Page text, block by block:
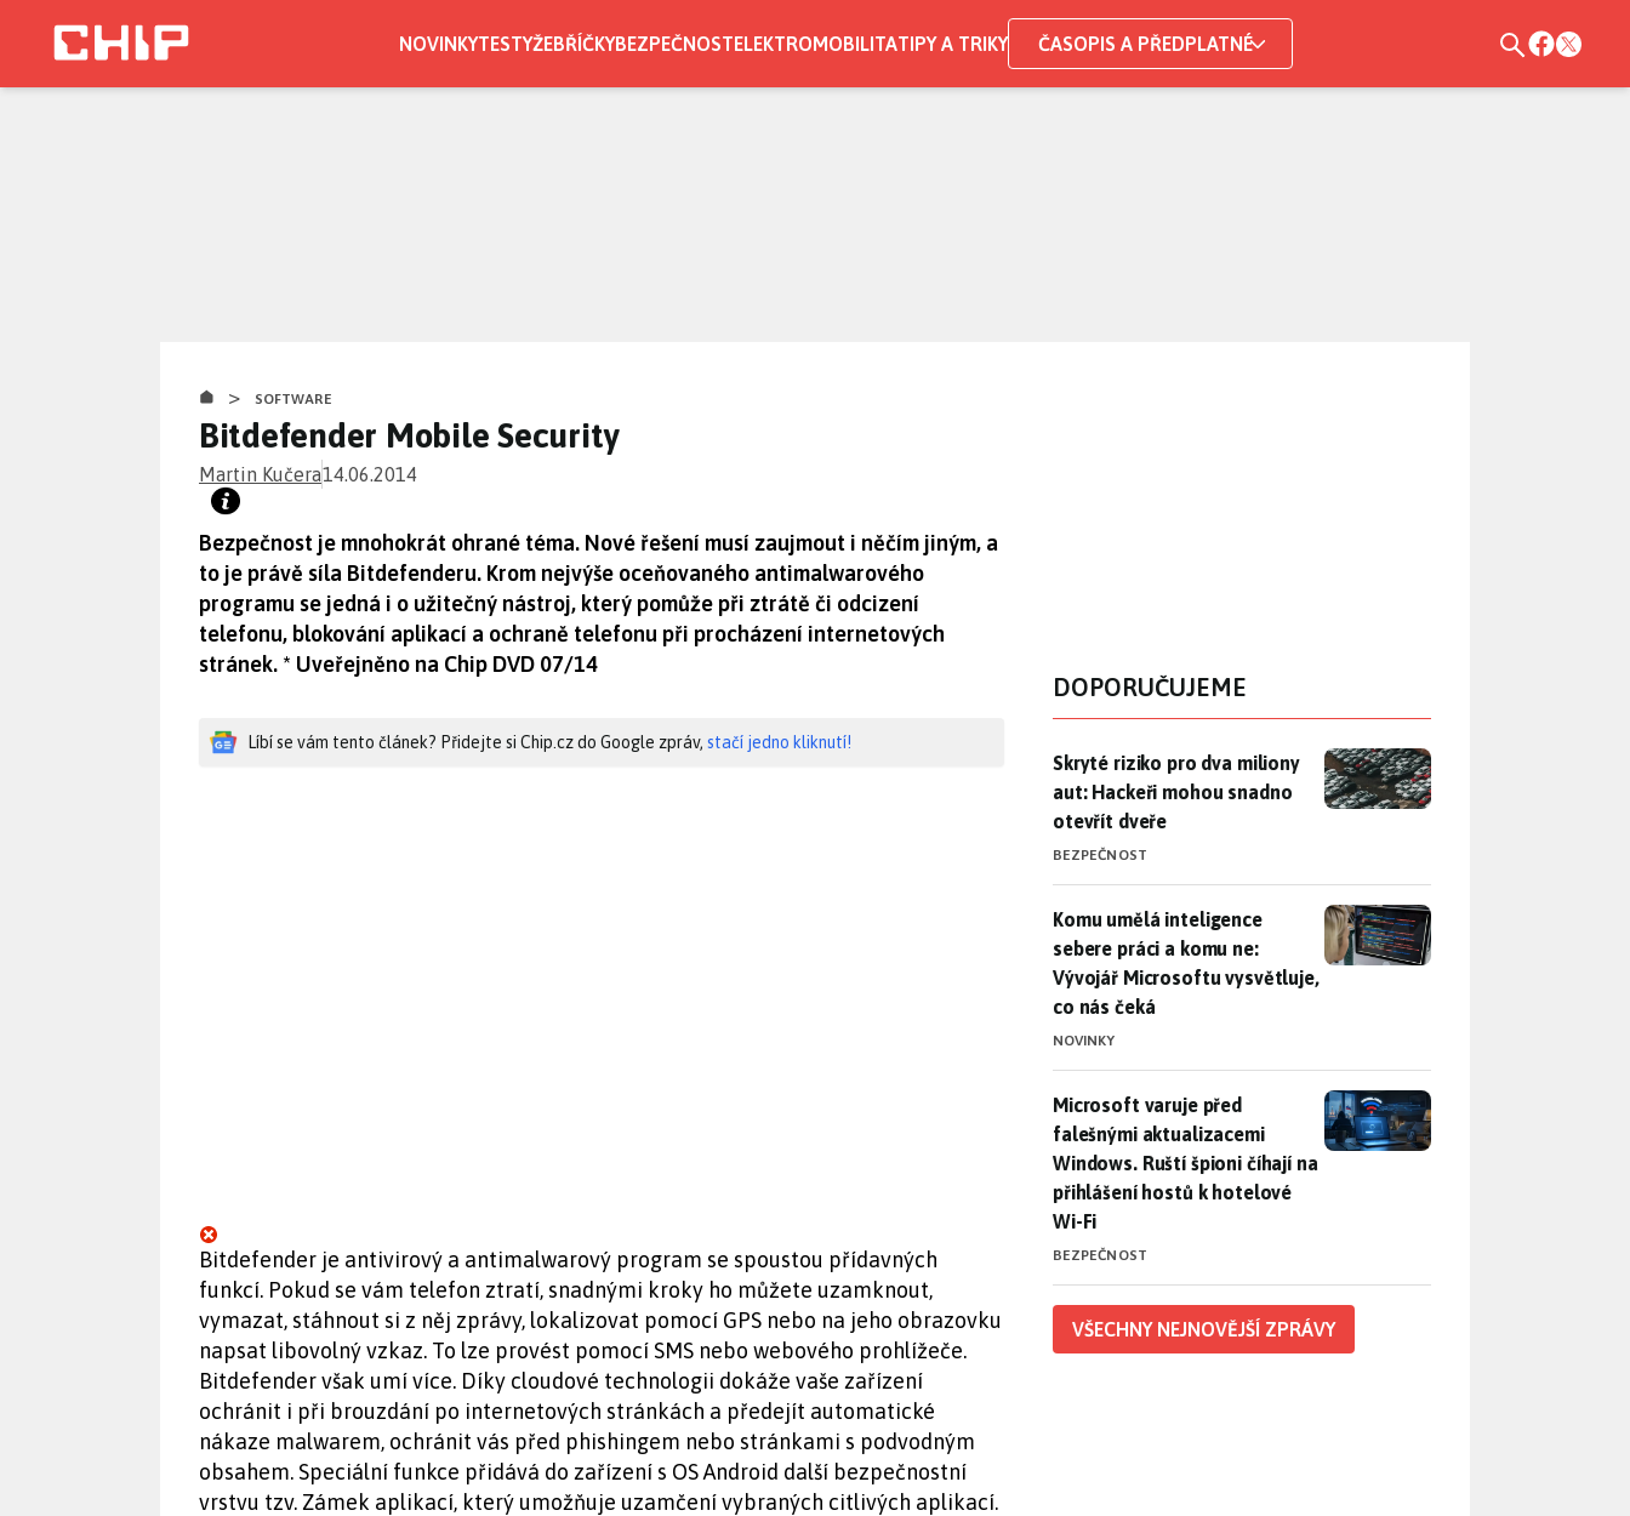
NOVINKYTESTYŽEBŘÍČKYBEZPEČNOSTELEKTROMOBILITATIPY A TRIKY ČASOPIS A PŘEDPLATNÉ
> SOFTWARE
Bitdefender Mobile Security
Martin Kučera14.06.2014
Bezpečnost je mnohokrát ohrané téma. Nové řešení musí zaujmout i něčím jiným, a
to je právě síla Bitdefenderu. Krom nejvýše oceňovaného antimalwarového
programu se jedná i o užitečný nástroj, který pomůže při ztrátě či odcizení
telefonu, blokování aplikací a ochraně telefonu při procházení internetových
stránek. * Uveřejněno na Chip DVD 07/14
Líbí se vám tento článek? Přidejte si Chip.cz do Google zpráv, stačí jedno kliknutí!
Bitdefender je antivirový a antimalwarový program se spoustou přídavných
funkcí. Pokud se vám telefon ztratí, snadnými kroky ho můžete uzamknout,
vymazat, stáhnout si z něj zprávy, lokalizovat pomocí GPS nebo na jeho obrazovku
napsat libovolný vzkaz. To lze provést pomocí SMS nebo webového prohlížeče.
Bitdefender však umí více. Díky cloudové technologii dokáže vaše zařízení
ochránit i při brouzdání po internetových stránkách a předejít automatické
nákaze malwarem, ochránit vás před phishingem nebo stránkami s podvodným
obsahem. Speciální funkce přidává do zařízení s OS Android další bezpečnostní
vrstvu tzv. Zámek aplikací, který umožňuje uzamčení vybraných citlivých aplikací.
DOPORUČUJEME
Skryté riziko pro dva miliony aut: Hackeři mohou snadno otevřít
Skryté riziko pro dva miliony
aut: Hackeři mohou snadno
otevřít dveře
BEZPEČNOST
Komu umělá inteligence sebere práci a komu ne: Vývojář
Komu umělá inteligence
sebere práci a komu ne:
Vývojář Microsoftu vysvětluje,
co nás čeká
NOVINKY
Microsoft varuje před falešnými aktualizacemi Windows. Ruští
Microsoft varuje před
falešnými aktualizacemi
Windows. Ruští špioni číhají na
přihlášení hostů k hotelové
Wi-Fi
BEZPEČNOST
VŠECHNY NEJNOVĚJŠÍ ZPRÁVY